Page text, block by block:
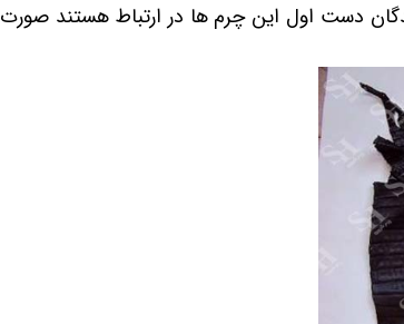
دست اول این چرم ها در ارتباط هستند صورت